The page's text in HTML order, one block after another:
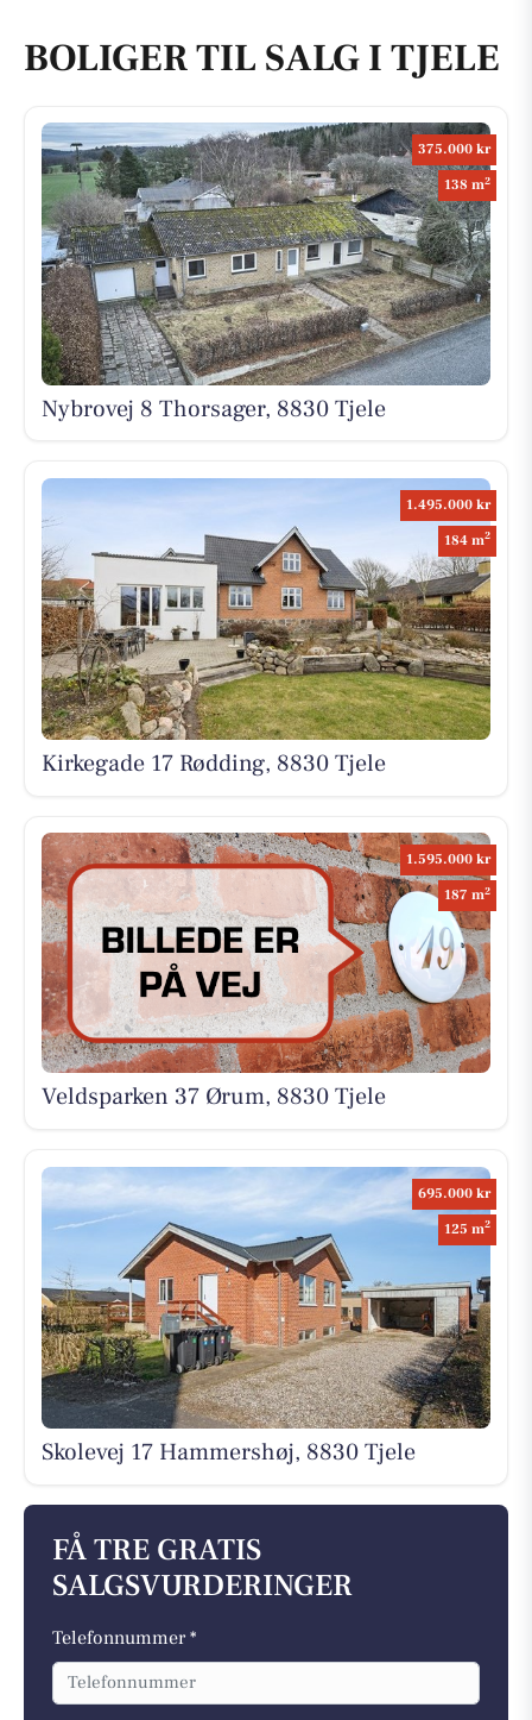
BOLIGER TIL SALG I TJELE
375.000 kr
138 m2
Nybrovej 8 Thorsager, 8830 Tjele
1.495.000 kr
184 m2
Kirkegade 17 Rødding, 8830 Tjele
1.595.000 kr
187 m2
Veldsparken 37 Ørum, 8830 Tjele
695.000 kr
125 m2
Skolevej 17 Hammershøj, 8830 Tjele
FÅ TRE GRATIS
SALGSVURDERINGER
Telefonnummer *